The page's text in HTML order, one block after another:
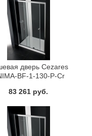
дверь Cezares
BF-1-130-P-Cr
83 261 руб.